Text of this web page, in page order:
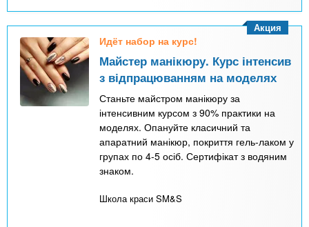
Идёт набор на курс!
Майстер манікюру. Курс інтенсив
з відпрацюванням на моделях
Станьте майстром манікюру за
інтенсивним курсом з 90% практики на
моделях. Опануйте класичний та
апаратний манікюр, покриття гель-лаком у
групах по 4-5 осіб. Сертифікат з водяним
знаком.
Школа краси SM&S
Акция